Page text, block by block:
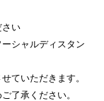
さい
シャルディスタン
ていただきます。
了承ください。